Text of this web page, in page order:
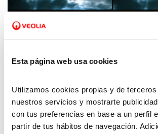
Esta página web usa cookies
Utilizamos cookies propias y de
nuestros servicios y mostrarte
con tus preferencias en base a un perfil
partir de tus hábitos de navegación.
17 JUL 2026
La Meteo con Picó - 17 de julio